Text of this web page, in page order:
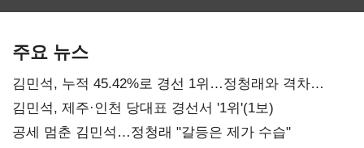
주요 뉴스
김민석, 누적 45.42%로 경선 1위…정청래와 격차
0.86%p(2보)
김민석, 제주·인천 당대표 경선서 '1위'(1보)
공세 멈춘 김민석…정청래 "갈등은 제가 수습"